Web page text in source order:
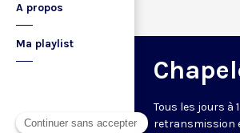
A propos
Ma playlist
Tous les jours à
retransmission